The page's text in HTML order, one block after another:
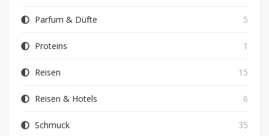
Parfum & Düfte 5
Proteins 1
Reisen 15
Reisen & Hotels 6
Schmuck 35